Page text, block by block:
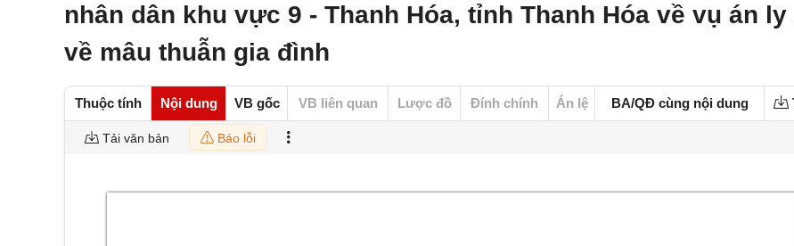
nhân dân khu vực 9 - Thanh Hóa, tỉnh Thanh Hóa về vụ án ly
về mâu thuẫn gia đình
Thuộc tính Nội dung VB gốc VB liên quan Lược đồ Đính chính Án lệ BA/QĐ cùng nội dung
Tải văn bản Báo lỗi